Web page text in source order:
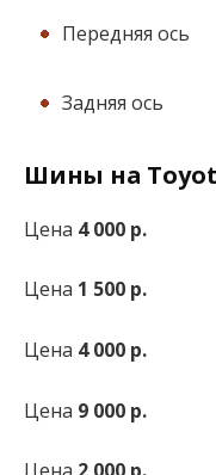
Передняя ось
Задняя ось
Шины на
Цена 4 000 р.
Цена 1 500 р.
Цена 4 000 р.
Цена 9 000 р.